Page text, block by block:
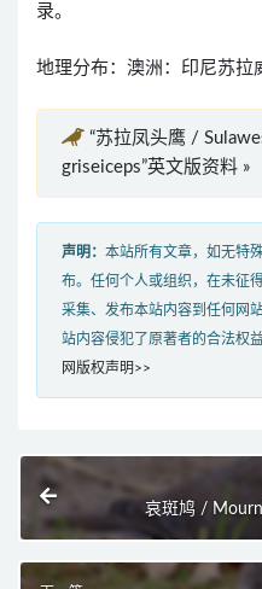
录。
地理分布：澳洲：印尼苏拉
“苏拉凤头鹰 /
griseiceps”英文版资料 »
声明： 本站所有文章，如无特
布。任何个人或组织，在未征
采集、发布本站内容到任何网
站内容侵犯了原著者的合法权
网版权声明>>
哀斑鸠 /